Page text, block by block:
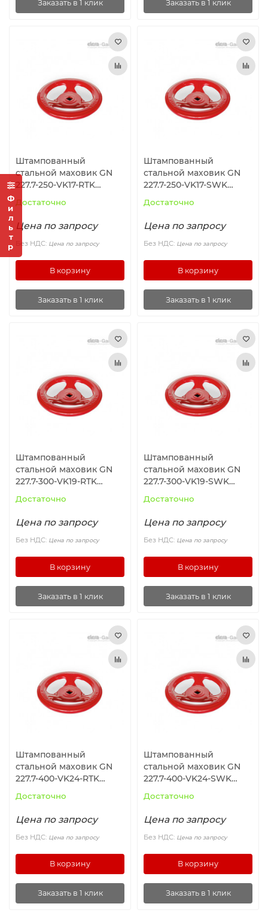
Фильтр
Заказать в 1 клик Заказать в 1 клик
Штампованный
стальной маховик GN
227.7-250-VK17-RTK
Достаточно
Цена по запросу
Без НДС: Цена по запросу
В корзину
Заказать в 1 клик
Штампованный
стальной маховик GN
227.7-250-VK17-SWK
Достаточно
Цена по запросу
Без НДС: Цена по запросу
В корзину
Заказать в 1 клик
Штампованный
стальной маховик GN
227.7-300-VK19-RTK
Достаточно
Цена по запросу
Без НДС: Цена по запросу
В корзину
Заказать в 1 клик
Штампованный
стальной маховик GN
227.7-300-VK19-SWK
Достаточно
Цена по запросу
Без НДС: Цена по запросу
В корзину
Заказать в 1 клик
Штампованный
стальной маховик GN
227.7-400-VK24-RTK
Достаточно
Цена по запросу
Без НДС: Цена по запросу
В корзину
Заказать в 1 клик
Штампованный
стальной маховик GN
227.7-400-VK24-SWK
Достаточно
Цена по запросу
Без НДС: Цена по запросу
В корзину
Заказать в 1 клик